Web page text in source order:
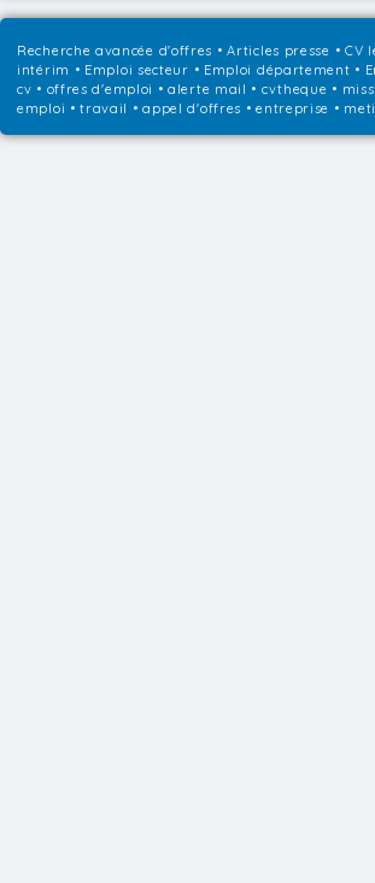
Recherche avancée d'offres •Articles presse • CV
intérim • Emploi secteur • Emploi département •
cv • offres d'emploi • alerte mail • cvtheque •
emploi • travail • appel d'offres • entreprise •